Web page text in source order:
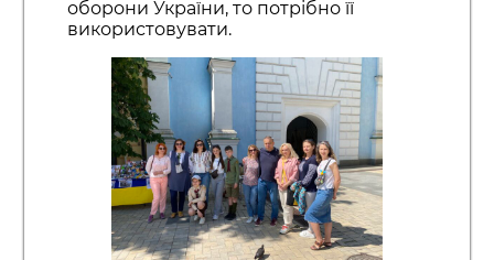
оборони України, то потрібно її
використовувати.